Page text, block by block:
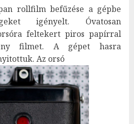
rollfilm befűzése a gépbe
igényelt. Óvatosan
feltekert piros papírral
filmet. A gépet hasra
Az orsó